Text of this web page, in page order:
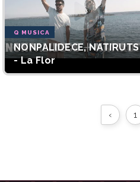
Q MUSICA
NONPALIDECE, NATIRUTS
- La Flor
‹ 1